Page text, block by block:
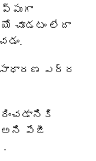
చూడటం లేదా
సాధారణ ఎర్ర
అని పేజీ